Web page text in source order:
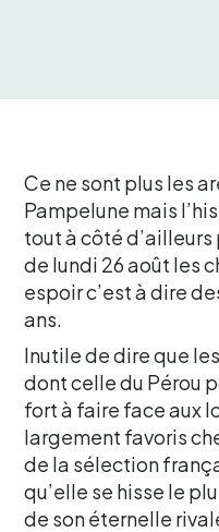
Ce ne sont plus les
Pampelune mais
tout à côté
de lundi 26 août les
espoir c’est à dire
ans.
Inutile de dire que
dont celle du Pérou
fort à faire face aux
largement favoris
de la sélection
qu’elle se hisse le
de son éternelle